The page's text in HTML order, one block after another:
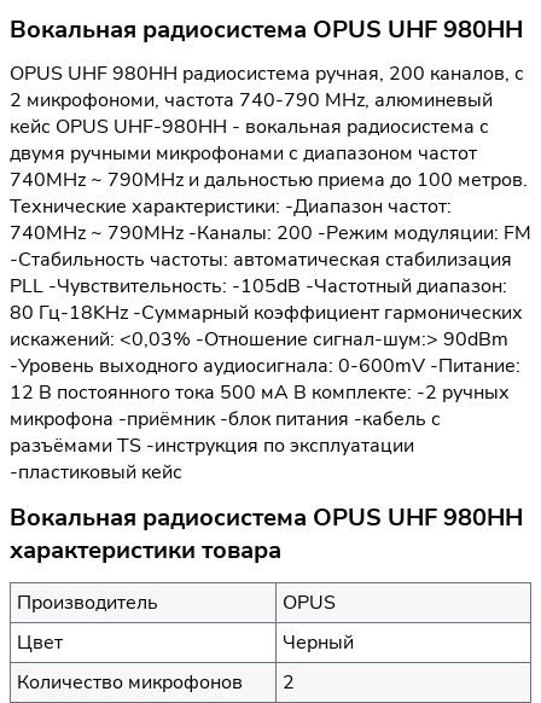
Вокальная радиосистема OPUS UHF 980HH
OPUS UHF 980HH радиосистема ручная, 200 каналов, с
2 микрофономи, частота 740-790 MHz, алюминевый
кейс OPUS UHF-980HH - вокальная радиосистема с
двумя ручными микрофонами с диапазоном частот
740MHz ~ 790MHz и дальностью приема до 100 метров.
Технические характеристики: -Диапазон частот:
740MHz ~ 790MHz -Каналы: 200 -Режим модуляции: FM
-Стабильность частоты: автоматическая стабилизация
PLL -Чувствительность: -105dB -Частотный диапазон:
80 Гц-18KHz -Суммарный коэффициент гармонических
искажений: <0,03% -Отношение сигнал-шум:> 90dBm
-Уровень выходного аудиосигнала: 0-600mV -Питание:
12 В постоянного тока 500 мА В комплекте: -2 ручных
микрофона -приёмник -блок питания -кабель с
разъёмами TS -инструкция по эксплуатации
-пластиковый кейс
Вокальная радиосистема OPUS UHF 980HH
характеристики товара
Производитель
OPUS
Цвет
Черный
Количество микрофонов
2